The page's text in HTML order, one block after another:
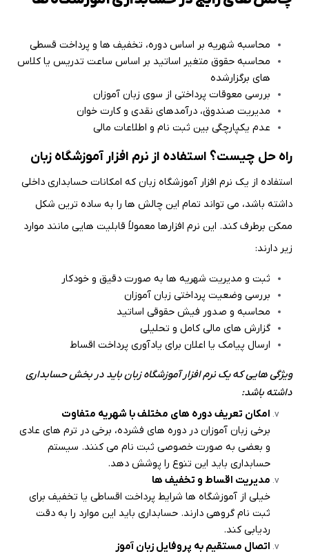
محاسبه شهریه بر اساس دوره، تخفیف ها و پرداخت قسطی
محاسبه حقوق متغیر اساتید بر اساس ساعت تدریس یا کلاس
های برگزارشده
بررسی معوقات پرداختی از سوی زبان آموزان
مدیریت صندوق، درآمدهای نقدی و کارت خوان
عدم یکپارچگی بین ثبت نام و اطلاعات مالی
راه حل چیست؟ استفاده از نرم افزار آموزشگاه زبان
استفاده از یک نرم افزار آموزشگاه زبان که امکانات حسابداری داخلی
داشته باشد، می تواند تمام این چالش ها را به ساده ترین شکل
ممکن برطرف کند. این نرم افزارها معمولاً قابلیت هایی مانند موارد
زیر دارند:
ثبت و مدیریت شهریه ها به صورت دقیق و خودکار
بررسی وضعیت پرداختی زبان آموزان
محاسبه و صدور فیش حقوقی اساتید
گزارش های مالی کامل و تحلیلی
ارسال پیامک یا اعلان برای یادآوری پرداخت اقساط
ویژگی هایی که یک نرم افزار آموزشگاه زبان باید در بخش حسابداری
داشته باشد:
امکان تعریف دوره های مختلف با شهریه متفاوت
برخی زبان آموزان در دوره های فشرده، برخی در ترم های عادی
و بعضی به صورت خصوصی ثبت نام می کنند. سیستم
حسابداری باید این تنوع را پوشش دهد.
مدیریت اقساط و تخفیف ها
خیلی از آموزشگاه ها شرایط پرداخت اقساطی یا تخفیف برای
ثبت نام گروهی دارند. حسابداری باید این موارد را به دقت
ردیابی کند.
اتصال مستقیم به پروفایل زبان آموز